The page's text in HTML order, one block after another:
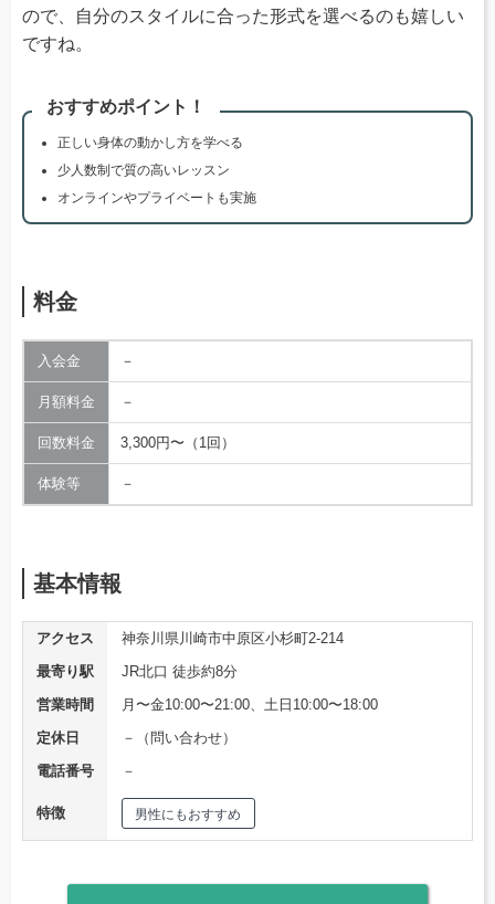
ので、自分のスタイルに合った形式を選べるのも嬉しい
ですね。
おすすめポイント！
正しい身体の動かし方を学べる
少人数制で質の高いレッスン
オンラインやプライベートも実施
料金
入会金 －
月額料金 －
回数料金 3,300円〜（1回）
体験等 －
基本情報
アクセス
神奈川県川崎市中原区小杉町2-214
最寄り駅
JR北口 徒歩約8分
営業時間
月〜金10:00〜21:00、土日10:00〜18:00
定休日
－（問い合わせ）
電話番号
－
特徴 男性にもおすすめ